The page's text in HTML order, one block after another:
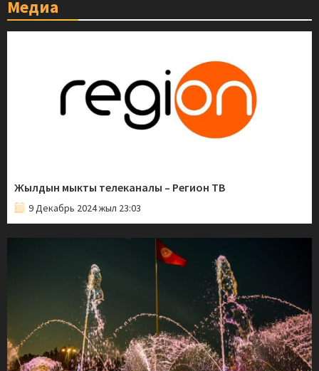
Медиа
Жылдын мыкты телеканалы – Регион ТВ
9 Декабрь 2024 жыл 23:03